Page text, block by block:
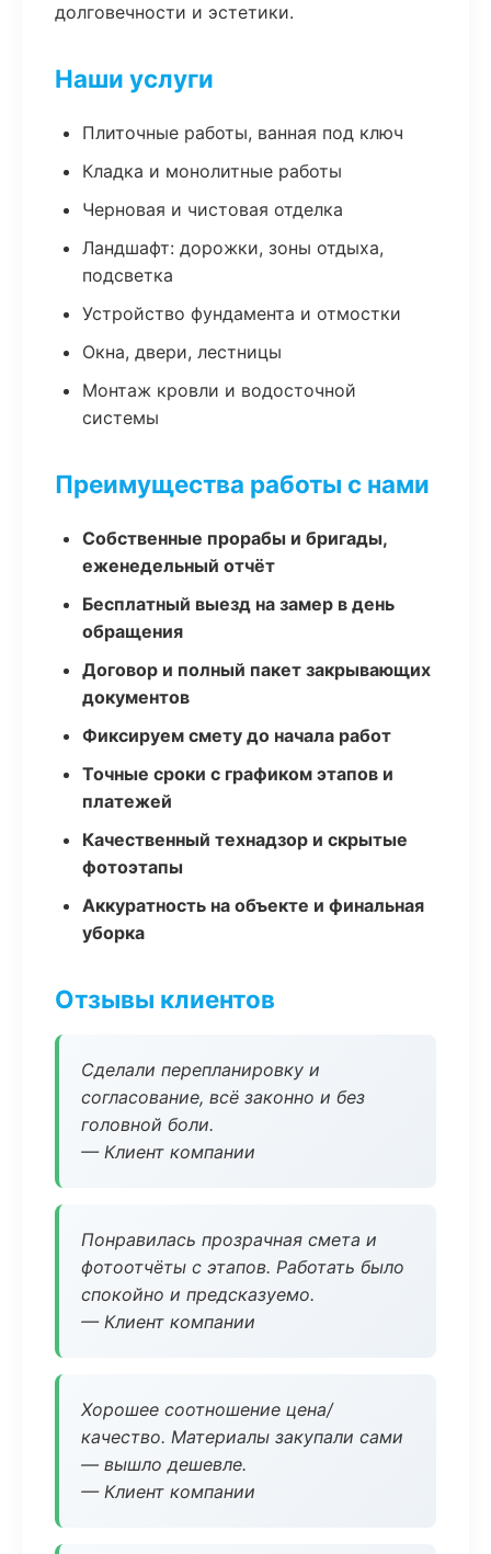
долговечности и эстетики.
Наши услуги
Плиточные работы, ванная под ключ
Кладка и монолитные работы
Черновая и чистовая отделка
Ландшафт: дорожки, зоны отдыха,
подсветка
Устройство фундамента и отмостки
Окна, двери, лестницы
Монтаж кровли и водосточной
системы
Преимущества работы с нами
Собственные прорабы и бригады,
еженедельный отчёт
Бесплатный выезд на замер в день
обращения
Договор и полный пакет закрывающих
документов
Фиксируем смету до начала работ
Точные сроки с графиком этапов и
платежей
Качественный технадзор и скрытые
фотоэтапы
Аккуратность на объекте и финальная
уборка
Отзывы клиентов
Сделали перепланировку и
согласование, всё законно и без
головной боли.
— Клиент компании
Понравилась прозрачная смета и
фотоотчёты с этапов. Работать было
спокойно и предсказуемо.
— Клиент компании
Хорошее соотношение цена/
качество. Материалы закупали сами
— вышло дешевле.
— Клиент компании